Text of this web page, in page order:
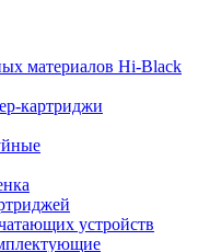
материалов Hi-Black
картриджи
устройств